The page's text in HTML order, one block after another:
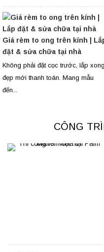
Giá rèm to ong trên kính |
đặt & sửa chữa tại nhà
Không phải đặt cọc trước, lắp xong
đẹp mới thanh toán. Mang mẫu
đến...
CÔNG